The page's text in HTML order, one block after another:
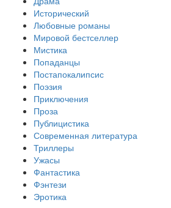
Исторический
Любовные романы
Мировой бестселлер
Мистика
Попаданцы
Постапокалипсис
Поэзия
Приключения
Проза
Публицистика
Современная литература
Триллеры
Ужасы
Фантастика
Фэнтези
Эротика